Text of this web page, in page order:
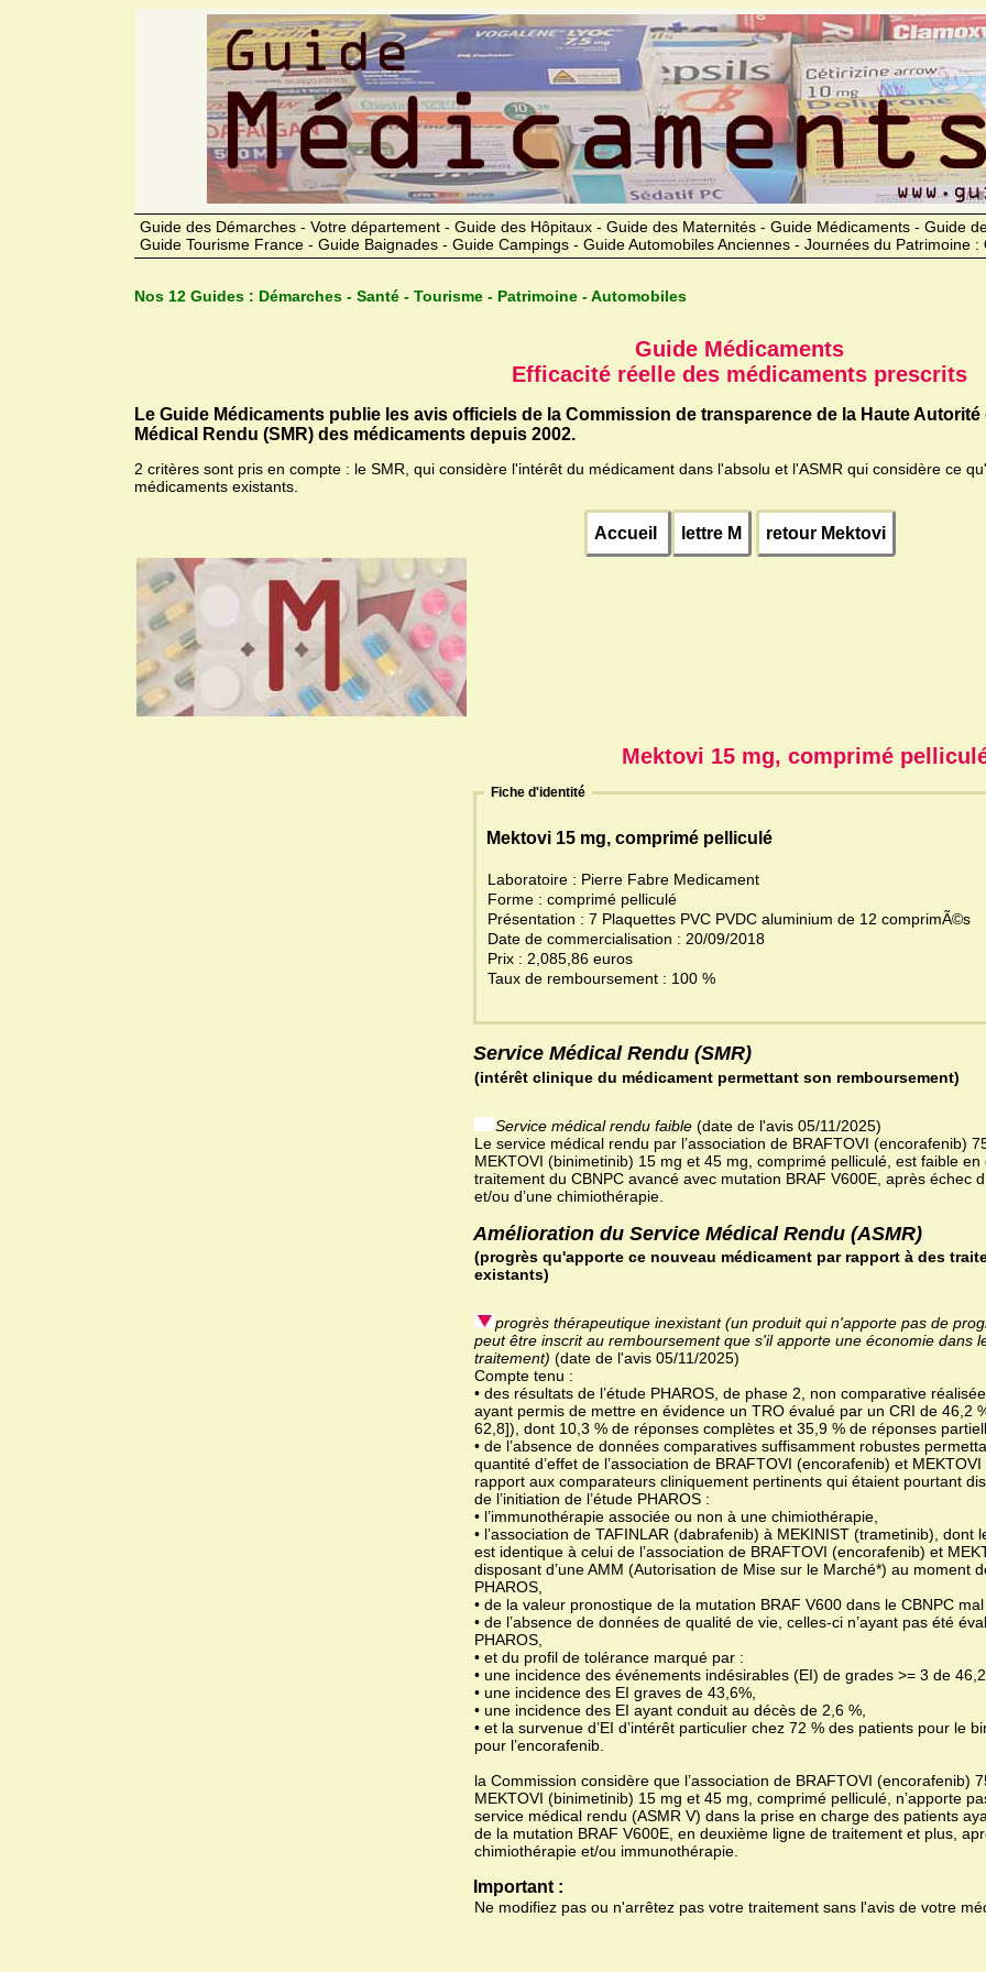
Guide des Démarches - Votre département - Guide des Hôpitaux - Guide des Maternités - Guide Médicaments - Guide
Guide Tourisme France - Guide Baignades - Guide Campings - Guide Automobiles Anciennes - Journées du Patrimoine :
Nos 12 Guides : Démarches - Santé - Tourisme - Patrimoine - Automobiles
Guide Médicaments
Efficacité réelle des médicaments prescrits
Le Guide Médicaments publie les avis officiels de la Commission de transparence de la Haute
Médical Rendu (SMR) des médicaments depuis 2002.
2 critères sont pris en compte : le SMR, qui considère l'intérêt du médicament dans l'absolu et l'ASMR qui considère ce
médicaments existants.
Accueil lettre M retour Mektovi
Mektovi 15 mg, comprimé
Fiche d'identité
Mektovi 15 mg, comprimé pelliculé
Laboratoire : Pierre Fabre Medicament
Forme : comprimé pelliculé
Présentation : 7 Plaquettes PVC PVDC aluminium de 12 comprimÃ©s
Date de commercialisation : 20/09/2018
Prix : 2,085,86 euros
Taux de remboursement : 100 %
Service Médical Rendu (SMR)
(intérêt clinique du médicament permettant son remboursement)
Service médical rendu faible (date de l'avis 05/11/2025)
Le service médical rendu par l’association de BRAFTOVI (encorafenib)
MEKTOVI (binimetinib) 15 mg et 45 mg, comprimé pelliculé, est faible
traitement du CBNPC avancé avec mutation BRAF V600E, après échec
et/ou d’une chimiothérapie.
Amélioration du Service Médical Rendu (ASMR)
(progrès qu'apporte ce nouveau médicament par rapport à des
existants)
progrès thérapeutique inexistant (un produit qui n'apporte pas de
peut être inscrit au remboursement que s'il apporte une économie dans
traitement) (date de l'avis 05/11/2025)
Compte tenu :
• des résultats de l’étude PHAROS, de phase 2, non comparative
ayant permis de mettre en évidence un TRO évalué par un CRI de 46,2
62,8]), dont 10,3 % de réponses complètes et 35,9 % de réponses
• de l’absence de données comparatives suffisamment robustes
quantité d’effet de l’association de BRAFTOVI (encorafenib) et
rapport aux comparateurs cliniquement pertinents qui étaient pourtant
de l’initiation de l’étude PHAROS :
• l’immunothérapie associée ou non à une chimiothérapie,
• l’association de TAFINLAR (dabrafenib) à MEKINIST (trametinib), dont
est identique à celui de l’association de BRAFTOVI (encorafenib) et
disposant d’une AMM (Autorisation de Mise sur le Marché*) au moment
PHAROS,
• de la valeur pronostique de la mutation BRAF V600 dans le CBNPC
• de l’absence de données de qualité de vie, celles-ci n’ayant pas été
PHAROS,
• et du profil de tolérance marqué par :
• une incidence des événements indésirables (EI) de grades >= 3 de
• une incidence des EI graves de 43,6%,
• une incidence des EI ayant conduit au décès de 2,6 %,
• et la survenue d’EI d’intérêt particulier chez 72 % des patients pour le
pour l’encorafenib.
la Commission considère que l’association de BRAFTOVI (encorafenib)
MEKTOVI (binimetinib) 15 mg et 45 mg, comprimé pelliculé, n’apporte
service médical rendu (ASMR V) dans la prise en charge des patients
de la mutation BRAF V600E, en deuxième ligne de traitement et plus,
chimiothérapie et/ou immunothérapie.
Important :
Ne modifiez pas ou n'arrêtez pas votre traitement sans l'avis de votre